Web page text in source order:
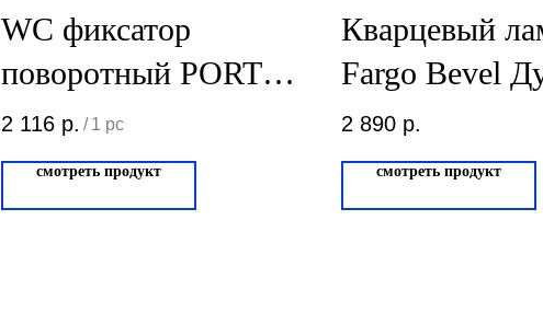
WC фиксатор
поворотный PORTA
DI PARMA WC.011
Матовый хром
WC.011.02
2 116 р. / 1 pc
смотреть продукт
Кварцевый
Fargo Bevel
Севилья 50-
2 890 р.
смотреть продукт